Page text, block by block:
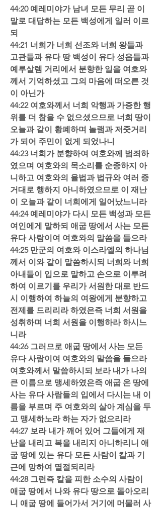
44:20 예레미야가 남녀 모든 무리 곧 이
말로 대답하는 모든 백성에게 일러 이르
되
44:21 너희가 너희 선조와 너희 왕들과
고관들과 유다 땅 백성이 유다 성읍들과
예루살렘 거리에서 분향한 일을 여호와
께서 기억하셨고 그의 마음에 떠오른 것
이 아닌가
44:22 여호와께서 너희 악행과 가증한 행
위를 더 참을 수 없으셨으므로 너희 땅이
오늘과 같이 황폐하며 놀램과 저줏거리
가 되어 주민이 없게 되었나니
44:23 너희가 분향하여 여호와께 범죄하
였으며 여호와의 목소리를 순종하지 아
니하고 여호와의 율법과 법규와 여러 증
거대로 행하지 아니하였으므로 이 재난
이 오늘과 같이 너희에게 일어났느니라
44:24 예레미야가 다시 모든 백성과 모든
여인에게 말하되 애굽 땅에서 사는 모든
유다 사람이여 여호와의 말씀을 들으라
44:25 만군의 여호와 이스라엘의 하나님
께서 이와 같이 말씀하시되 너희와 너희
아내들이 입으로 말하고 손으로 이루려
하여 이르기를 우리가 서원한 대로 반드
시 이행하여 하늘의 여왕에게 분향하고
전제를 드리리라 하였은즉 너희 서원을
성취하며 너희 서원을 이행하라 하시느
니라
44:26 그러므로 애굽 땅에서 사는 모든
유다 사람이여 여호와의 말씀을 들으라
여호와께서 말씀하시되 보라 내가 나의
큰 이름으로 맹세하였은즉 애굽 온 땅에
사는 유다 사람들의 입에서 다시는 내 이
름을 부르며 주 여호와의 살아 계심을 두
고 맹세하노라 하는 자가 없으리라
44:27 보라 내가 깨어 있어 그들에게 재
난을 내리고 복을 내리지 아니하리니 애
굽 땅에 있는 유다 모든 사람이 칼과 기
근에 망하여 멸절되리라
44:28 그런즉 칼을 피한 소수의 사람이
애굽 땅에서 나와 유다 땅으로 돌아오리
니 애굽 땅에 들어가서 거기에 머물러 사